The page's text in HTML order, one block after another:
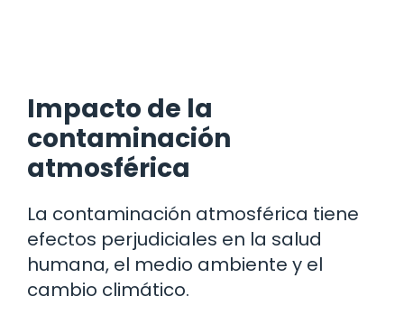
Impacto de la
contaminación
atmosférica
La contaminación atmosférica tiene
efectos perjudiciales en la salud
humana, el medio ambiente y el
cambio climático.